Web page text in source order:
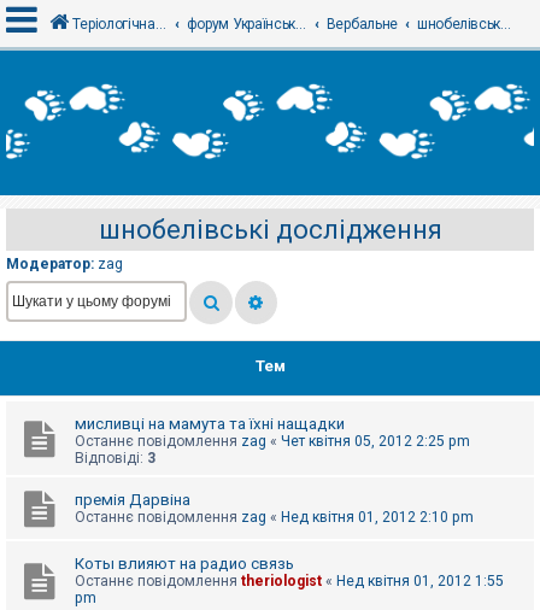
х
і
е
є
с
т
р
а
Т
м
б
Теріологічна школа форум Українського теріологічного товариства Вербальне шнобелівські дослідження
шнобелівські дослідження
Модератор: zag
Тем
мисливці на мамута та їхні нащадки
Останнє повідомлення zag « Чет квітня 05, 2012 2:25 pm
Відповіді: 3
премія Дарвіна
Останнє повідомлення zag « Нед квітня 01, 2012 2:10 pm
Коты влияют на радио связь
Останнє повідомлення theriologist « Нед квітня 01, 2012 1:55
pm